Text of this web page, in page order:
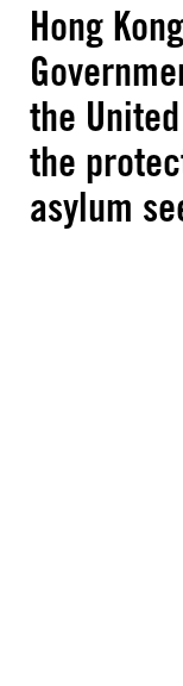
Hong
the
the
asylum